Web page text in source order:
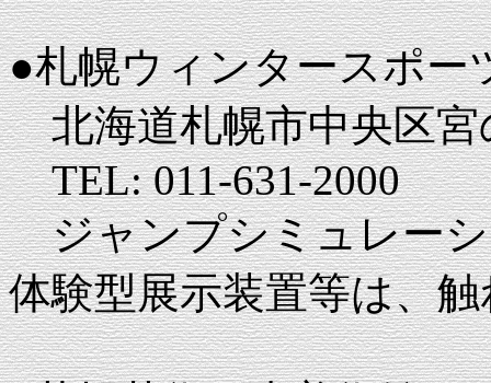
●札幌ウィンタースポー
北海道札幌市中央区宮
TEL: 011-631-2000
ジャンプシミュレーシ
体験型展示装置等は、